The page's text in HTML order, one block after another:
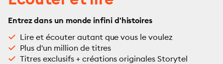
Entrez dans un monde infini d'histoires
Lire et écouter autant que vous le voulez
Plus d'un million de titres
Titres exclusifs + créations originales Storytel